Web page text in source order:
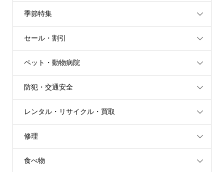
季節特集
セール・割引
ペット・動物病院
防犯・交通安全
レンタル・リサイクル・買取
修理
食べ物